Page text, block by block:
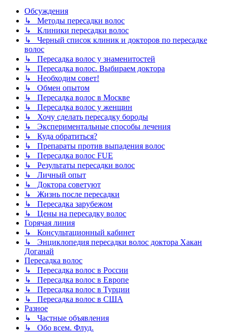
Обсуждения
↳ Методы пересадки волос
↳ Клиники пересадки волос
↳ Черный список клиник и докторов по пересадке
волос
↳ Пересадка волос у знаменитостей
↳ Пересадка волос. Выбираем доктора
↳ Необходим совет!
↳ Обмен опытом
↳ Пересадка волос в Москве
↳ Пересадка волос у женщин
↳ Хочу сделать пересадку бороды
↳ Экспериментальные способы лечения
↳ Куда обратиться?
↳ Препараты против выпадения волос
↳ Пересадка волос FUE
↳ Результаты пересадки волос
↳ Личный опыт
↳ Доктора советуют
↳ Жизнь после пересадки
↳ Пересадка зарубежом
↳ Цены на пересадку волос
Горячая линия
↳ Консультационный кабинет
↳ Энциклопедия пересадки волос доктора Хакан
Доганай
Пересадка волос
↳ Пересадка волос в России
↳ Пересадка волос в Европе
↳ Пересадка волос в Турции
↳ Пересадка волос в США
Разное
↳ Частные объявления
↳ Обо всем. Флуд.